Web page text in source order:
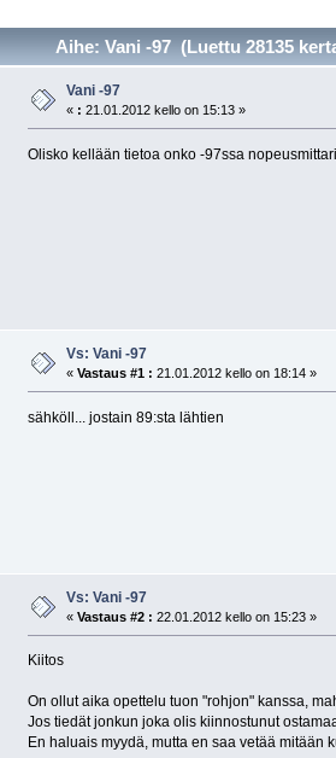
Aihe: Vani -97 (Luettu 28135
Vani -97
« : 21.01.2012 kello on 15:13 »
Olisko kellään tietoa onko -97ssa
Vs: Vani -97
«Vastaus #1 : 21.01.2012 kello on 18:14 »
sähköll... jostain 89:sta lähtien
Vs: Vani -97
«Vastaus #2 : 22.01.2012 kello on 15:23 »
Kiitos
On ollut aika opettelu tuon "rohjon" kanssa,
Jos tiedät jonkun joka olis kiinnostunut
En haluais myydä, mutta en saa vetää mitään